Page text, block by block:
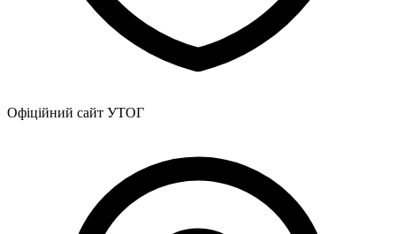
Проєкт "Жестова мова для поліцейських"
Про шахрайські схеми
ВІКТОРИНА
На допомогу військовим
Медична термінологія жестовою мовою
Нормативна база УТОГ
Конвенція ООН
Законодавство
Декларації
Документи ВФГ
Офіційний сайт УТОГ